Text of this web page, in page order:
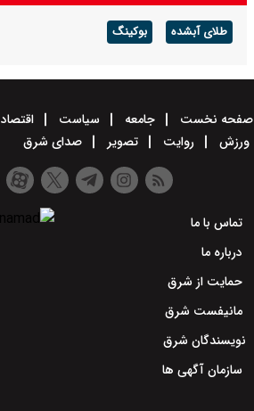
طلای آبشده بوکینگ
صفحه نخست جامعه سیاست اقتصاد
ورزش
روایت تصویر صدای شرق
تماس با ما
درباره ما
حمایت از شرق
مانیفست شرق
نویسندگان شرق
سازمان آگهی ها